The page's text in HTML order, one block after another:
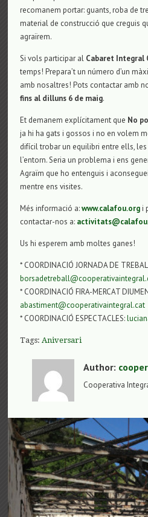
recomanem portar: guants, roba de
material de construcció que creguis
agraïrem.
Si vols participar al Cabaret Integral
temps! Prepara’t un número d’un
amb nosaltres! Pots contactar amb
fins al dilluns 6 de maig.
Et demanem explícitament que No
ja hi ha gats i gossos i no en volem
difícil trobar un equilibri entre ells,
l’entorn. Seria un problema i ens
Agraïm que ho entenguis i
mentre ens visites.
Més informació a:www.calafou.orgi
contactar-nos a:
Us hi esperem amb moltes ganes!
* COORDINACIÓ JORNADA DE
* COORDINACIÓ FIRA-MERCAT
abastiment@cooperativaintegral.cat
* COORDINACIÓ ESPECTACLES:
Tags: Aniversari
Author:
Cooperativa